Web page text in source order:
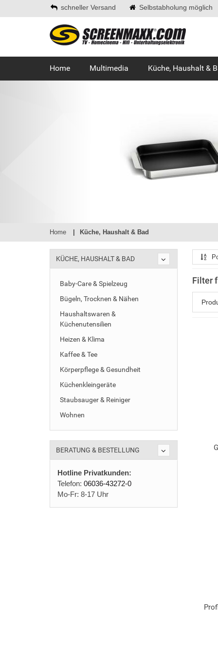
schneller Versand Selbstabholung möglich
Home Multimedia Küche, Haushalt &
Home Küche, Haushalt & Bad
KÜCHE, HAUSHALT & BAD
Baby-Care & Spielzeug
Bügeln, Trocknen & Nähen
Haushaltswaren &
Küchenutensilien
Heizen & Klima
Kaffee & Tee
Körperpflege & Gesundheit
Küchenkleingeräte
Staubsauger & Reiniger
Wohnen
BERATUNG & BESTELLUNG
Hotline Privatkunden:
Telefon: 06036-43272-0
Mo-Fr: 8-17 Uhr
Filter